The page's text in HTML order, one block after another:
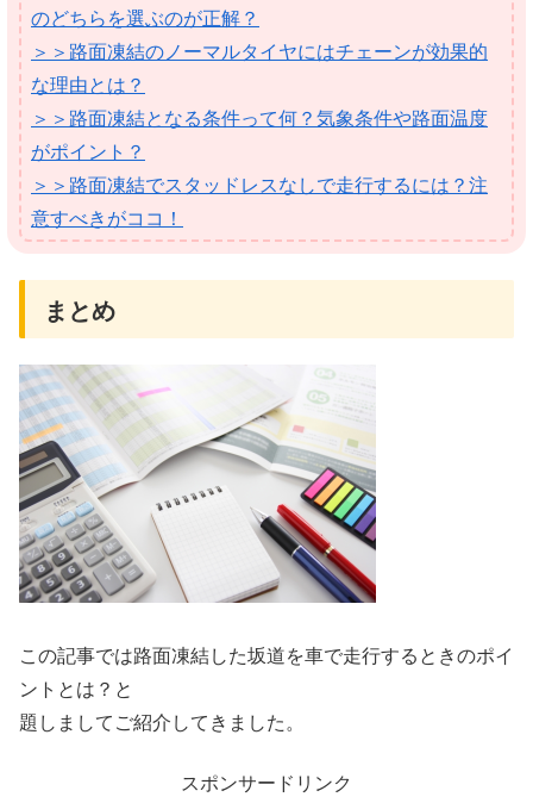
のどちらを選ぶのが正解？
＞＞路面凍結のノーマルタイヤにはチェーンが効果的
な理由とは？
＞＞路面凍結となる条件って何？気象条件や路面温度
がポイント？
＞＞路面凍結でスタッドレスなしで走行するには？注
意すべきがココ！
まとめ
この記事では路面凍結した坂道を車で走行するときのポイ
ントとは？と
題しましてご紹介してきました。
スポンサードリンク